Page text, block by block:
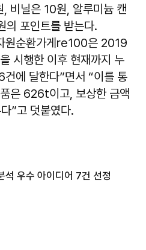
비닐은 10원, 알루미늄 캔
포인트를 받는다.
원순환가게re100은 2019
시행한 이후 현재까지 누
에 달한다”면서 “이를 통
은 626t이고, 보상한 금액
”고 덧붙였다.
석 우수 아이디어 7건 선정